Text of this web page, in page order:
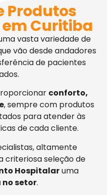
Produtos
Curitiba
vasta variedade de
vão desde andadores
de pacientes
conforto,
, sempre com produtos
para atender às
de cada cliente.
altamente
criteriosa seleção de
Hospitalaruma
setor.